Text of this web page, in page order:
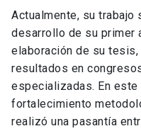
Actualmente, su trabajo
desarrollo de su primer
elaboración de su
resultados en
especializadas. En
fortalecimiento
realizó una pasantía